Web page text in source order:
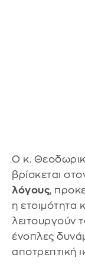
Ο κ.
βρίσκεται
λόγους,
η ετοιμότητα
λειτουργούν
ένοπλες
αποτρεπτική